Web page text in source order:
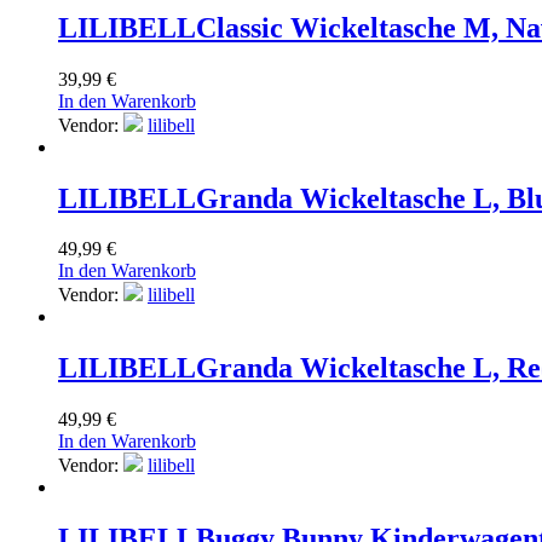
LILIBELLClassic Wickeltasche M,
39,99 €
In den Warenkorb
Vendor:
lilibell
LILIBELLGranda Wickeltasche L,
49,99 €
In den Warenkorb
Vendor:
lilibell
LILIBELLGranda Wickeltasche L,
49,99 €
In den Warenkorb
Vendor:
lilibell